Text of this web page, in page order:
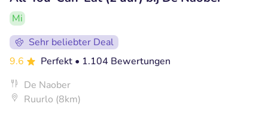
Mi
Sehr beliebter Deal
9.6
Perfekt • 1.104 Bewertungen
De Naober
Ruurlo (8km)